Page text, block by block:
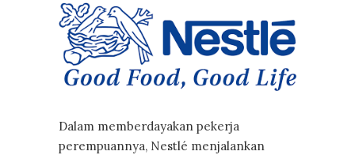
Dalam memberdayakan pekerja
perempuannya, Nestlé menjalankan